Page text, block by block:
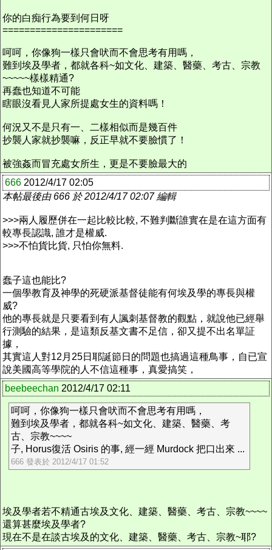
你的白痴行為要到何日呀
======================
呵呵，你像狗一樣只會吠而不會思考有用嗎，
難到埃及學者，都就各科~如文化、建築、醫藥、考古、宗教
~~~~~樣樣精通?
再蠢也知道不可能
瞎眼沒看見人家所提處女生的資料嗎！
何況又不是只有一、二樣相似而是幾百件
抄襲人家就抄襲嘛，反正早就不要臉慣了！
被強姦而冒充處女所生，更是不要臉最大的
666 2012/4/17 02:05
本帖最後由 666 於 2012/4/17 02:07 編輯
>>>兩人履歷併在一起比較比較, 不難判斷誰實在是在這方面有
較專長認識, 誰才是權威.
>>>不怕貨比貨, 只怕你無料.
蠢子這也能比?
一個學教育及神學的死硬派基督徒能有何埃及學的專長與權
威?
他的專長就是只要看到有人諷刺基督教的觀點，就說他已經舉
行測驗的結果，是這類反基文書不足信，卻又提不出名單証
據，
其實這人對12月25日耶誕節日的問題也搞過這種鳥事，自已宣
說美國高等學院的人不信這種事，真愛搞笑，
beebeechan 2012/4/17 02:11
呵呵，你像狗一樣只會吠而不會思考有用嗎，
難到埃及學者，都就各科~如文化、建築、醫藥、考
古、宗教~~~~
子, Horus復活 Osiris 的事, 經一經 Murdock 把口出來 ...
666 發表於 2012/4/17 01:52
埃及學者若不精通古埃及文化、建築、醫藥、考古、宗教~~~~
還算甚麼埃及學者?
現在不是在談古埃及的文化、建築、醫藥、考古、宗教~耶?